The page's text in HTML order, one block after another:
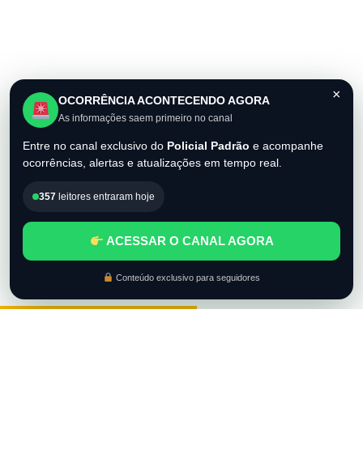
×
OCORRÊNCIA ACONTECENDO AGORA
As informações saem primeiro no canal
Entre no canal exclusivo do Policial Padrão e acompanhe
ocorrências, alertas e atualizações em tempo real.
357 leitores entraram hoje
ACESSAR O CANAL AGORA
Conteúdo exclusivo para seguidores